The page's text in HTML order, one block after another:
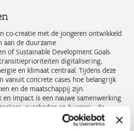
co-creatie met de jongeren ontwikkeld
aan de duurzame
of Sustainable Development Goals
transitieprioriteiten digitalisering,
en klimaat centraal. Tijdens deze
vanuit concrete cases hoe belangrijk
en de maatschappij zijn.
en impact is een nauwe samenwerking
overheden en burgers - de
- noodzakelijk. Enkel door de krachten
en jongeren hun talenten laten